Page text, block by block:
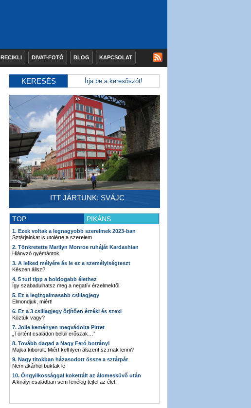
RECIKLI DIVAT-FOTÓ BLOG KAPCSOLAT
KERESÉS
ITT JÁRTUNK: SVÁJC
TOP PIKÁNS
1. Ezek voltak a legnagyobb szerelmek 2023-ban
Sztárjainkat is utolérte a szerelem
2. Tönkretette Marilyn Monroe ruháját Kardashian
Hiányzó gyémántok
3. A lelked mélyére ás le ez a személyiségteszt
Készen állsz?
4. 5 tuti tipp a boldogabb élethez
Így szabadulhatsz meg a negatív érzelmektől
5. Ez a legizgalmasabb csillagjegy
Elmondjuk, miért!
6. Ez a 3 csillagjegy őrjítően érzéki és szexi
Köztük vagy?
7. Jolie keményen megvádolta Pittet
„Történt családon belüli erőszak…”
8. Tovább dagad a Nagy Feró botrány!
Majka kiborult: Miért kell ilyen álszent sz.rnak lenni?
9. Nagy titokban házasodott össze a sztárpár
Nem akárhol buktak le
10. Öngyilkossággal kokettált az álomesküvő után
A királyi családban sem fenékig tejfel az élet